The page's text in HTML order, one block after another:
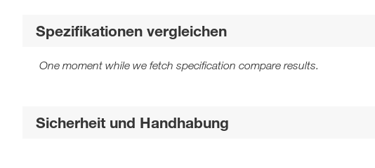
Spezifikationen vergleichen
One moment while we fetch specification compare results.
Sicherheit und Handhabung